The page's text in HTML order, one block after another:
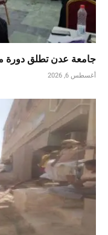
جامعة عدن تطلق دورة
أغسطس 6, 2026